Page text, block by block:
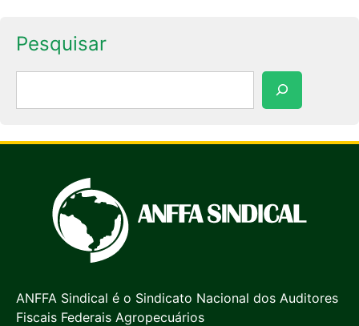
Pesquisar
ANFFA Sindical é o Sindicato Nacional dos Auditores
Fiscais Federais Agropecuários